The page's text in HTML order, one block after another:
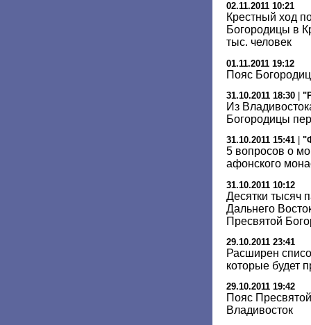
02.11.2011 10:21
Крестный ход
Богородицы в
тыс. человек
01.11.2011 19:12
Пояс
31.10.2011 18:30
Из
Богородицы
31.10.2011 15:41
5 вопросов о
афонского
31.10.2011 10:12
Десятки тысяч
Дальнего
Пресвятой
29.10.2011 23:41
Расширен
которые будет
29.10.2011 19:42
Пояс
Владивосток